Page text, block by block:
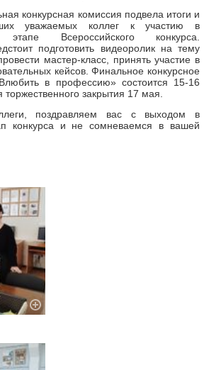
конкурсная комиссия подвела итоги и
уважаемых коллег к участию в
этапе Всероссийского конкурса.
подготовить видеоролик на тему
мастер-класс, принять участие в
кейсов. Финальное конкурсное
в профессию» состоится 15-16
закрытия 17 мая.
поздравляем вас с выходом в
конкурса и не сомневаемся в вашей